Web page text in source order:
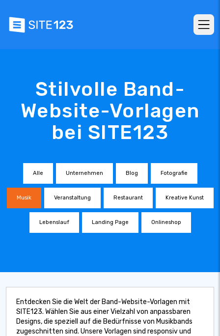
Stilvolle Band-
Website-Vorlagen
bei SITE123
Alle Unternehmen Blog Fotografie
Musik Veranstaltung Restaurant Kreative Kunst
Lebenslauf Landing Page Onlineshop
Entdecken Sie die Welt der Band-Website-Vorlagen mit
SITE123. Wählen Sie aus einer Vielzahl von anpassbaren
Designs, die speziell auf die Bedürfnisse von Musikbands
zugeschnitten sind. Unsere Vorlagen sind responsiv und